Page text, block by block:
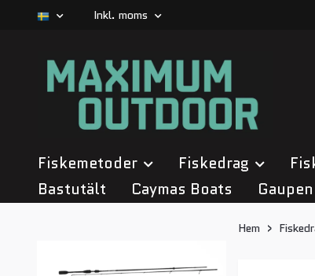
Inkl. moms
Fiskemetoder Fiskedrag
Bastutält
Caymas Boats
Hem